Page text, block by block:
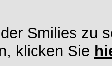
Smilies zu
klicken Sie